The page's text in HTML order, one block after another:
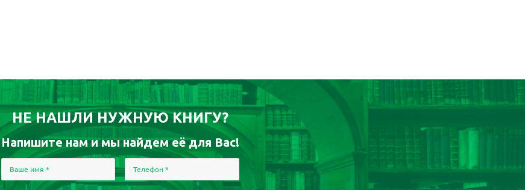
НЕ НАШЛИ НУЖНУЮ КНИГУ?
Напишите нам и мы найдем её для Вас!
Ваше имя * Телефон *